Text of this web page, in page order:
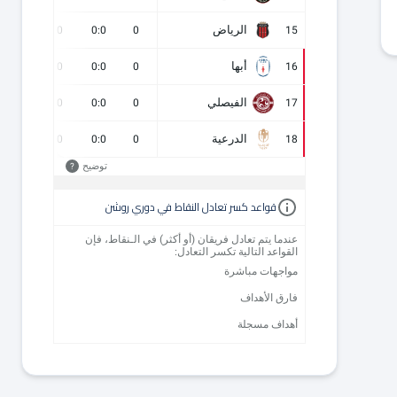
15 الرياض 0
0:0
0
16 أبها 0
0:0
0
17 الفيصلي 0
0:0
0
18 الدرعية 0
0:0
0
توضيح ?
قواعد كسر تعادل النقاط في دوري روشن
عندما يتم تعادل فريقان (أو أكثر) في الـنقاط، فإن
القواعد التالية تكسر التعادل:
مواجهات مباشرة
فارق الأهداف
أهداف مسجلة